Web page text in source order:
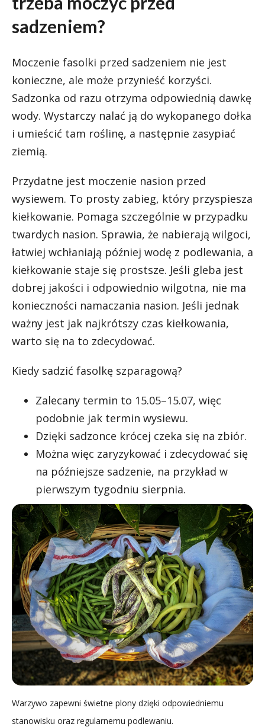
sadzeniem?
Moczenie fasolki przed sadzeniem nie jest
konieczne, ale może przynieść korzyści.
Sadzonka od razu otrzyma odpowiednią dawkę
wody. Wystarczy nalać ją do wykopanego dołka
i umieścić tam roślinę, a następnie zasypiać
ziemią.
Przydatne jest moczenie nasion przed
wysiewem. To prosty zabieg, który przyspiesza
kiełkowanie. Pomaga szczególnie w przypadku
twardych nasion. Sprawia, że nabierają wilgoci,
łatwiej wchłaniają później wodę z podlewania, a
kiełkowanie staje się prostsze. Jeśli gleba jest
dobrej jakości i odpowiednio wilgotna, nie ma
konieczności namaczania nasion. Jeśli jednak
ważny jest jak najkrótszy czas kiełkowania,
warto się na to zdecydować.
Kiedy sadzić fasolkę szparagową?
Zalecany termin to 15.05–15.07, więc
podobnie jak termin wysiewu.
Dzięki sadzonce krócej czeka się na zbiór.
Można więc zaryzykować i zdecydować się
na późniejsze sadzenie, na przykład w
pierwszym tygodniu sierpnia.
Warzywo zapewni świetne plony dzięki odpowiedniemu
stanowisku oraz regularnemu podlewaniu.